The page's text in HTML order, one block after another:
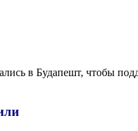
в Будапешт, чтобы